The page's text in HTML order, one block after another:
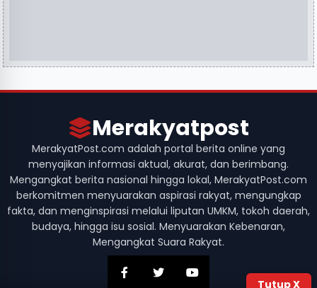
Tutup X
Merakyatpost
MerakyatPost.com adalah portal berita online yang
menyajikan informasi aktual, akurat, dan berimbang.
Mengangkat berita nasional hingga lokal, MerakyatPost.com
berkomitmen menyuarakan aspirasi rakyat, mengungkap
fakta, dan menginspirasi melalui liputan UMKM, tokoh daerah,
budaya, hingga isu sosial. Menyuarakan Kebenaran,
Mengangkat Suara Rakyat.